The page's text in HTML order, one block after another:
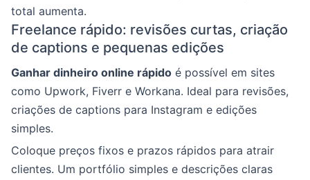
total aumenta.
Freelance rápido: revisões curtas, criação
de captions e pequenas edições
Ganhar dinheiro online rápido é possível em sites
como Upwork, Fiverr e Workana. Ideal para revisões,
criações de captions para Instagram e edições
simples.
Coloque preços fixos e prazos rápidos para atrair
clientes. Um portfólio simples e descrições claras